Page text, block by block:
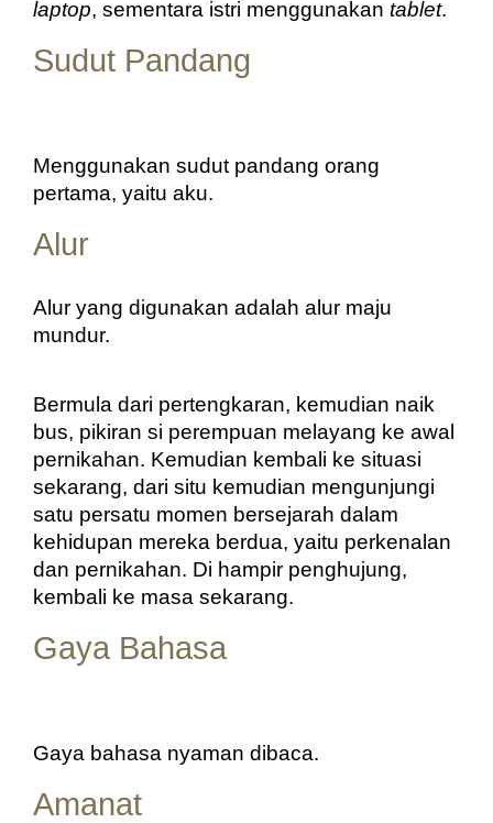
laptop, sementara istri menggunakan tablet.
Sudut Pandang
Menggunakan sudut pandang orang
pertama, yaitu aku.
Alur
Alur yang digunakan adalah alur maju
mundur.
Bermula dari pertengkaran, kemudian naik
bus, pikiran si perempuan melayang ke awal
pernikahan. Kemudian kembali ke situasi
sekarang, dari situ kemudian mengunjungi
satu persatu momen bersejarah dalam
kehidupan mereka berdua, yaitu perkenalan
dan pernikahan. Di hampir penghujung,
kembali ke masa sekarang.
Gaya Bahasa
Gaya bahasa nyaman dibaca.
Amanat